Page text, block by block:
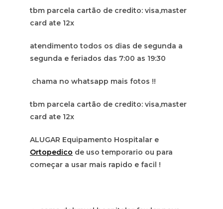
tbm parcela cartão de credito: visa,master
card ate 12x
atendimento todos os dias de segunda a
segunda e feriados das 7:00 as 19:30
chama no whatsapp mais fotos !!
tbm parcela cartão de credito: visa,master
card ate 12x
ALUGAR Equipamento Hospitalar e
Ortopedico de uso temporario ou para
começar a usar mais rapido e facil !